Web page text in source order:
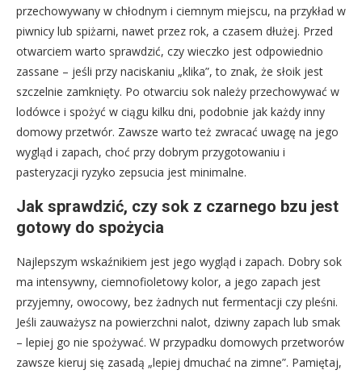
przechowywany w chłodnym i ciemnym miejscu, na przykład w
piwnicy lub spiżarni, nawet przez rok, a czasem dłużej. Przed
otwarciem warto sprawdzić, czy wieczko jest odpowiednio
zassane – jeśli przy naciskaniu „klika”, to znak, że słoik jest
szczelnie zamknięty. Po otwarciu sok należy przechowywać w
lodówce i spożyć w ciągu kilku dni, podobnie jak każdy inny
domowy przetwór. Zawsze warto też zwracać uwagę na jego
wygląd i zapach, choć przy dobrym przygotowaniu i
pasteryzacji ryzyko zepsucia jest minimalne.
Jak sprawdzić, czy sok z czarnego bzu jest
gotowy do spożycia
Najlepszym wskaźnikiem jest jego wygląd i zapach. Dobry sok
ma intensywny, ciemnofioletowy kolor, a jego zapach jest
przyjemny, owocowy, bez żadnych nut fermentacji czy pleśni.
Jeśli zauważysz na powierzchni nalot, dziwny zapach lub smak
– lepiej go nie spożywać. W przypadku domowych przetworów
zawsze kieruj się zasadą „lepiej dmuchać na zimne”. Pamiętaj,